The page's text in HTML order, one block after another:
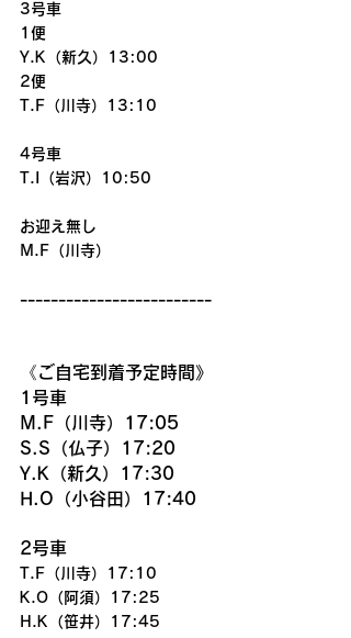
3号車
1便
Y.K（新久）13:00
2便
T.F（川寺）13:10
4号車
T.I（岩沢）10:50
お迎え無し
M.F（川寺）
-------------------------
《ご自宅到着予定時間》
1号車
M.F（川寺）17:05
S.S（仏子）17:20
Y.K（新久）17:30
H.O（小谷田）17:40
2号車
T.F（川寺）17:10
K.O（阿須）17:25
H.K（笹井）17:45